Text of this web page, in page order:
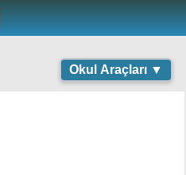
Okul Araçları ▼